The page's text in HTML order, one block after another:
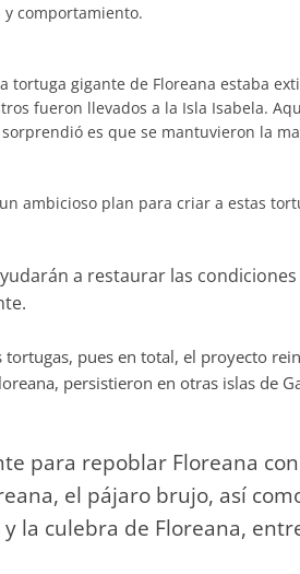
comportamiento.
tortuga gigante de Floreana estaba
fueron llevados a la Isla Isabela.
es que se mantuvieron la
ambicioso plan para criar a estas
a restaurar las
pues en total, el proyecto
persistieron en otras islas de
para repoblar Floreana
el pájaro brujo, así
la culebra de Floreana,